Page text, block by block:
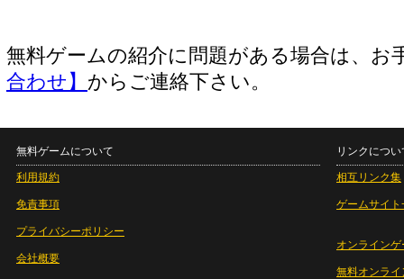
無料ゲームの紹介に問題がある場合は、お
合わせ】 からご連絡下さい。
無料ゲームについて
利用規約
免責事項
プライバシーポリシー
会社概要
リンクについ
相互リンク集
ゲームサイト
オンラインゲ
無料オンライ